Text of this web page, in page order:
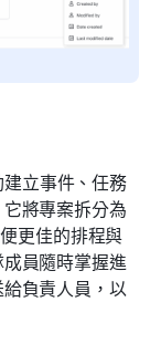
立事件、任務
將專案拆分為
更佳的排程與
員隨時掌握進
負責人員，以